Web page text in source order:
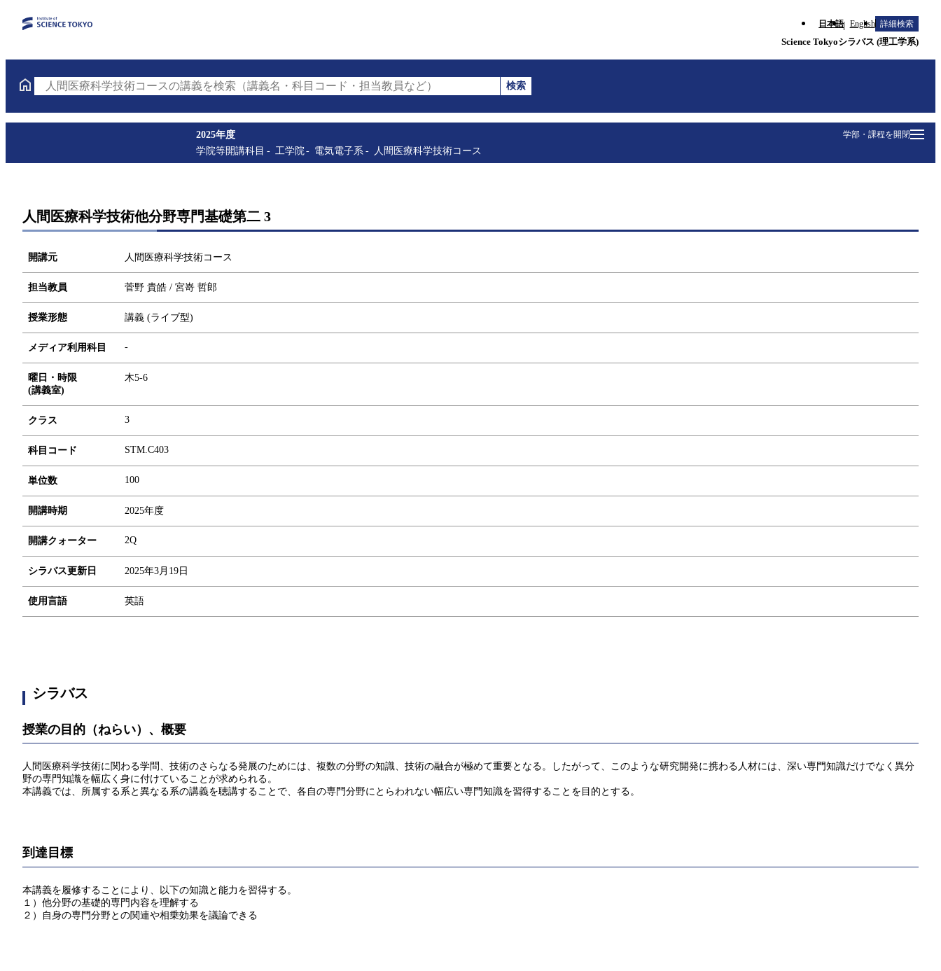
日本語 English 詳細検索
Science Tokyoシラバス (理工学系)
人間医療科学技術コースの講義を検索（講義名・科目コード・担当教員など）
検索
学部・課程を開閉
2025年度
学院等開講科目
工学院 電気電子系 人間医療科学技術コース
人間医療科学技術他分野専門基礎第二 3
開講元 人間医療科学技術コース
担当教員 菅野 貴皓 / 宮嵜 哲郎
授業形態 講義 (ライブ型)
メディア利用科目 -
曜日・時限
(講義室)
木5-6
クラス 3
科目コード STM.C403
単位数 100
開講時期 2025年度
開講クォーター 2Q
シラバス更新日 2025年3月19日
使用言語 英語
シラバス
授業の目的（ねらい）、概要
人間医療科学技術に関わる学問、技術のさらなる発展のためには、複数の分野の知識、技術の融合が極めて重要となる。したがって、このような研究開発に携わる人材には、深い専門知識だけでなく異分
野の専門知識を幅広く身に付けていることが求められる。
本講義では、所属する系と異なる系の講義を聴講することで、各自の専門分野にとらわれない幅広い専門知識を習得することを目的とする。
到達目標
本講義を履修することにより、以下の知識と能力を習得する。
１）他分野の基礎的専門内容を理解する
２）自身の専門分野との関連や相乗効果を議論できる